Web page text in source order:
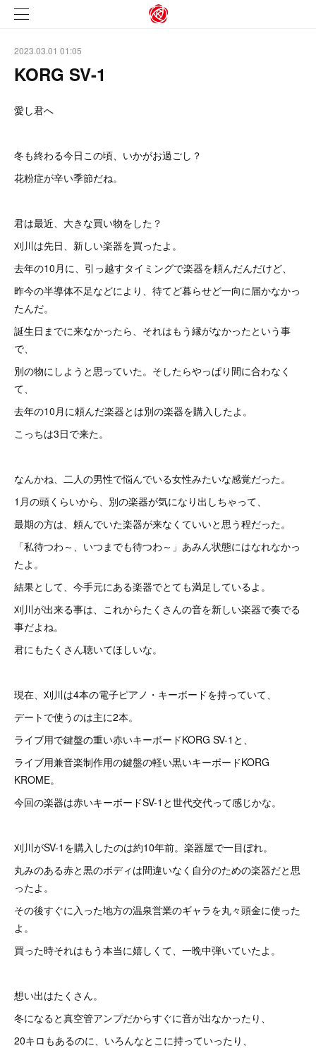
2023.03.01 01:05
KORG SV-1
愛し君へ
冬も終わる今日この頃、いかがお過ごし？
花粉症が辛い季節だね。
君は最近、大きな買い物をした？
刈川は先日、新しい楽器を買ったよ。
去年の10月に、引っ越すタイミングで楽器を頼んだんだけど、
昨今の半導体不足などにより、待てど暮らせど一向に届かなかっ
たんだ。
誕生日までに来なかったら、それはもう縁がなかったという事
で、
別の物にしようと思っていた。そしたらやっぱり間に合わなく
て、
去年の10月に頼んだ楽器とは別の楽器を購入したよ。
こっちは3日で来た。
なんかね、二人の男性で悩んでいる女性みたいな感覚だった。
1月の頭くらいから、別の楽器が気になり出しちゃって、
最期の方は、頼んでいた楽器が来なくていいと思う程だった。
「私待つわ～、いつまでも待つわ～」あみん状態にはなれなかっ
たよ。
結果として、今手元にある楽器でとても満足しているよ。
刈川が出来る事は、これからたくさんの音を新しい楽器で奏でる
事だよね。
君にもたくさん聴いてほしいな。
現在、刈川は4本の電子ピアノ・キーボードを持っていて、
デートで使うのは主に2本。
ライブ用で鍵盤の重い赤いキーボードKORG SV-1と、
ライブ用兼音楽制作用の鍵盤の軽い黒いキーボードKORG
KROME。
今回の楽器は赤いキーボードSV-1と世代交代って感じかな。
刈川がSV-1を購入したのは約10年前。楽器屋で一目ぼれ。
丸みのある赤と黒のボディは間違いなく自分のための楽器だと思
ったよ。
その後すぐに入った地方の温泉営業のギャラを丸々頭金に使った
よ。
買った時それはもう本当に嬉しくて、一晩中弾いていたよ。
想い出はたくさん。
冬になると真空管アンプだからすぐに音が出なかったり、
20キロもあるのに、いろんなとこに持っていったり、